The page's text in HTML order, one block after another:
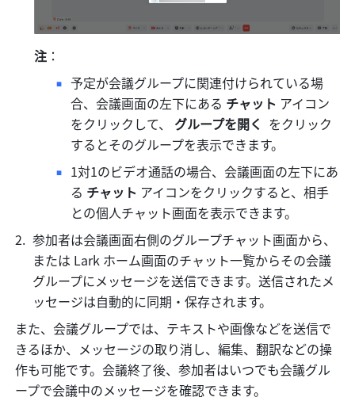
注 ：
予定が会議グループに関連付けられている場
合、会議画面の左下にある チャット アイコン
をクリックして、 グループを開く をクリック
するとそのグループを表示できます。
1対1のビデオ通話の場合、会議画面の左下にあ
る チャット アイコンをクリックすると、相手
との個人チャット画面を表示できます。
参加者は会議画面右側のグループチャット画面から、
または Lark ホーム画面のチャット一覧からその会議
グループにメッセージを送信できます。送信されたメ
ッセージは自動的に同期・保存されます。
また、会議グループでは、テキストや画像などを送信で
きるほか、メッセージの取り消し、編集、翻訳などの操
作も可能です。会議終了後、参加者はいつでも会議グル
ープで会議中のメッセージを確認できます。